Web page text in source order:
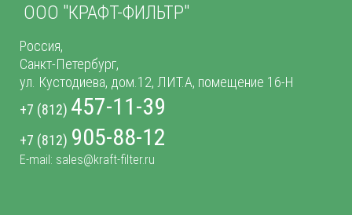
ООО "КРАФТ-ФИЛЬТР"
Россия,
Санкт-Петербург,
ул. Кустодиева, дом.12, ЛИТ.А, помещение 16-Н
+7 (812) 457-11-39
+7 (812) 905-88-12
E-mail: sales@kraft-filter.ru